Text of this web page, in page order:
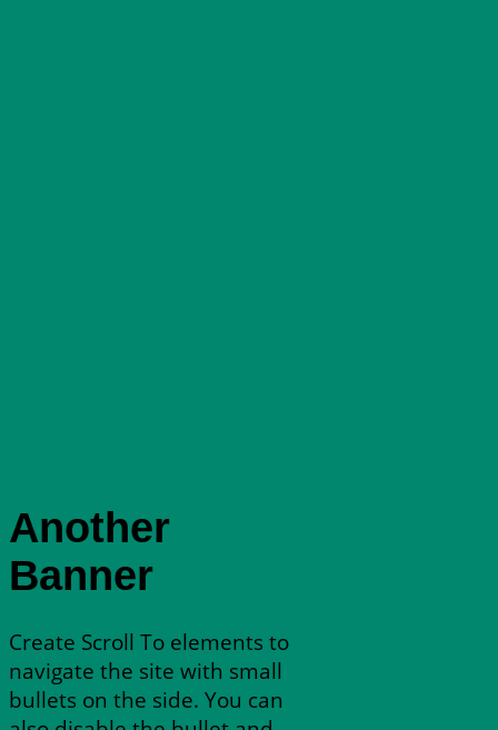
Another
Banner
Create Scroll To elements to
navigate the site with small
bullets on the side. You can